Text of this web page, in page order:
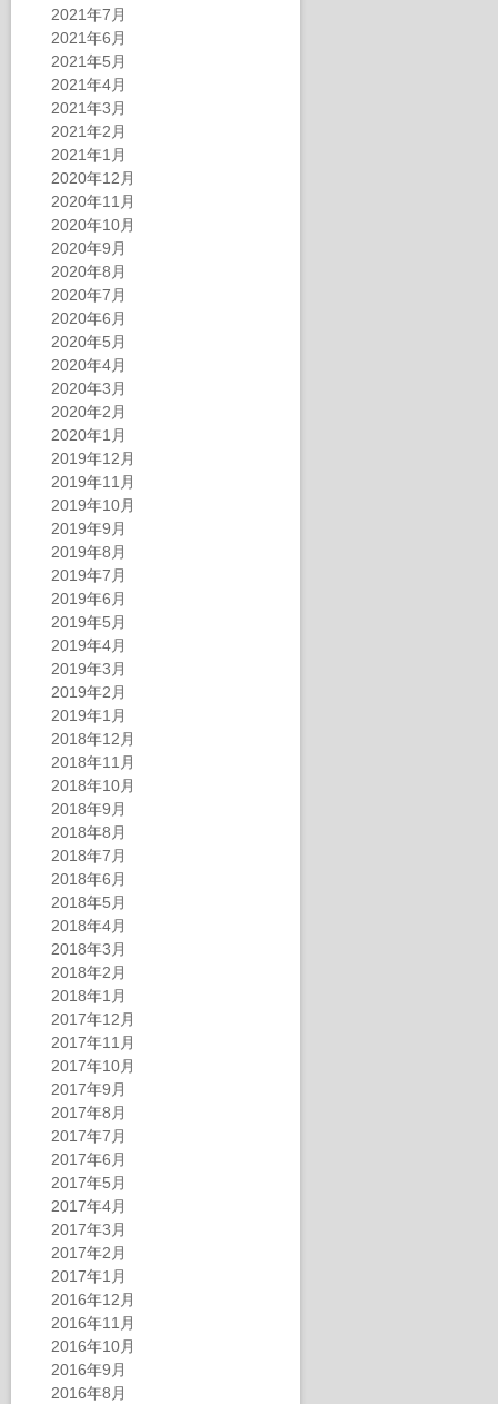
2021年7月
2021年6月
2021年5月
2021年4月
2021年3月
2021年2月
2021年1月
2020年12月
2020年11月
2020年10月
2020年9月
2020年8月
2020年7月
2020年6月
2020年5月
2020年4月
2020年3月
2020年2月
2020年1月
2019年12月
2019年11月
2019年10月
2019年9月
2019年8月
2019年7月
2019年6月
2019年5月
2019年4月
2019年3月
2019年2月
2019年1月
2018年12月
2018年11月
2018年10月
2018年9月
2018年8月
2018年7月
2018年6月
2018年5月
2018年4月
2018年3月
2018年2月
2018年1月
2017年12月
2017年11月
2017年10月
2017年9月
2017年8月
2017年7月
2017年6月
2017年5月
2017年4月
2017年3月
2017年2月
2017年1月
2016年12月
2016年11月
2016年10月
2016年9月
2016年8月